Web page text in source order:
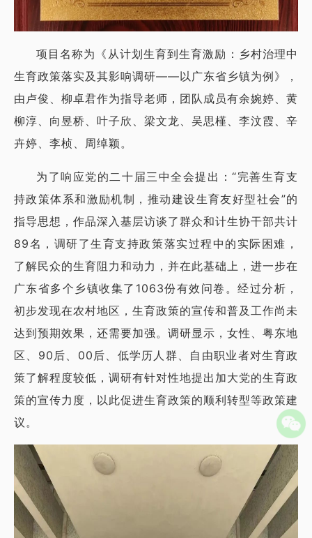
项目名称为《从计划生育到生育激励：乡村治理中
生育政策落实及其影响调研——以广东省乡镇为例》，
由 卢俊、柳卓君作为指导老师，团队成员有余婉婷、黄
柳淳、向昱桥、 叶子欣、梁文龙、吴思槿、李汶霞、辛
卉婷、 李桢、周绰颖。
为了响应党的二十届三中全会提出：“完善生育支
持政策体系和激励机制，推动建设生育友好型社会”的
指导思想，作品深入基层访谈了群众和计生协干部共计
89名，调研了生育支持政策落实过程中的实际困难，
了解民众的生育阻力和动力，并在此基础上，进一步在
广东省多个乡镇收集了1063份有效问卷。经过分析，
初步发现在农村地区，生育政策的宣传和普及工作尚未
达到预期效果，还需要加强。调研显示，女性、粤东地
区、90后、00后、低学历人群、自由职业者对生育政
策了解程度较低，调研有针对性地提出加大党的生育政
策的宣传力度，以此促进生育政策的顺利转型等政策建
议。